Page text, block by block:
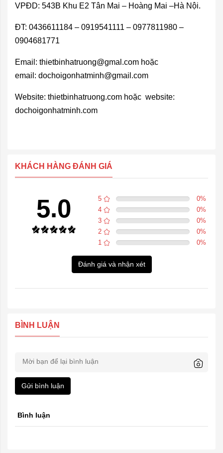
VPĐD: 543B Khu E2 Tân Mai – Hoàng Mai –Hà Nội.
ĐT: 0436611184 – 0919541111 – 0977811980 –
0904681771
Email: thietbinhatruong@gmal.com hoặc
email: dochoigonhatminh@gmail.com
Website: thietbinhatruong.com hoặc website:
dochoigonhatminh.com
KHÁCH HÀNG ĐÁNH GIÁ
5.0 5 0%
4
0%
3
0%
2
0%
1
0%
Đánh giá và nhận xét
BÌNH LUẬN
Gửi bình luận
Bình luận